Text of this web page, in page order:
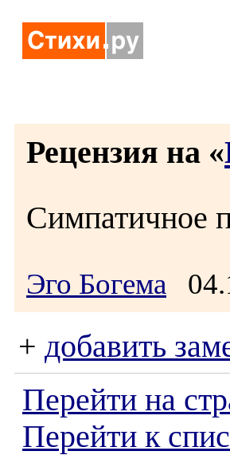
Рецензия на «
Симпатичное
Эго Богема
+ добавить
Перейти на
Перейти к